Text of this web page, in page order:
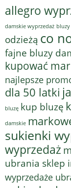
allegro
damskie wyprzedaż
odzieżą co
fajne bluzy
kupować
najlepsze
dla 50 latki
bluzę kup bluzę
damskie
sukienki
wyprzedaż
ubrania sklep
wyprzedaże